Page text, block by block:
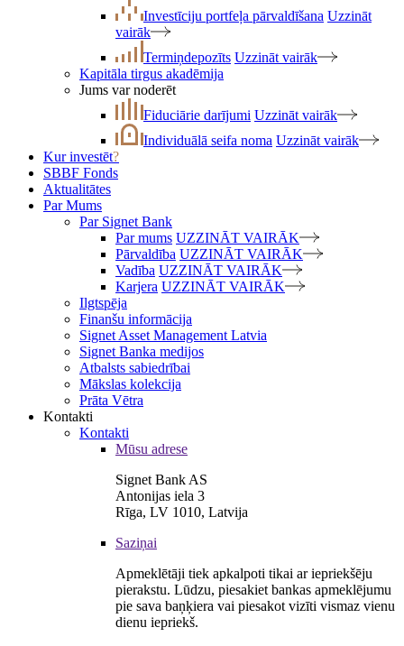
Investīciju portfeļa pārvaldīšana Uzzināt
vairāk
Termiņdepozīts Uzzināt vairāk
Kapitāla tirgus akadēmija
Jums var noderēt
Fiduciārie darījumi Uzzināt vairāk
Individuālā seifa noma Uzzināt vairāk
Kur investēt?
SBBF Fonds
Aktualitātes
Par Mums
Par Signet Bank
Par mums UZZINĀT VAIRĀK
Pārvaldība UZZINĀT VAIRĀK
Vadība UZZINĀT VAIRĀK
Karjera UZZINĀT VAIRĀK
Ilgtspēja
Finanšu informācija
Signet Asset Management Latvia
Signet Banka medijos
Atbalsts sabiedrībai
Mākslas kolekcija
Prāta Vētra
Kontakti
Kontakti
Mūsu adrese
Signet Bank AS
Antonijas iela 3
Rīga, LV 1010, Latvija
Saziņai
Apmeklētāji tiek apkalpoti tikai ar iepriekšēju
pierakstu. Lūdzu, piesakiet bankas apmeklējumu
pie sava baņķiera vai piesakot vizīti vismaz vienu
dienu iepriekš.